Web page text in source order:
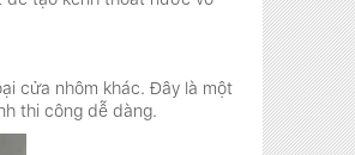
cửa nhôm khác. Đây là một
thi công dễ dàng.